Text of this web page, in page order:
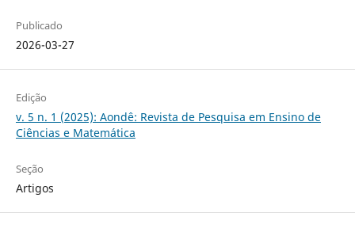
Publicado
2026-03-27
Edição
v. 5 n. 1 (2025): Aondê: Revista de Pesquisa em Ensino de
Ciências e Matemática
Seção
Artigos